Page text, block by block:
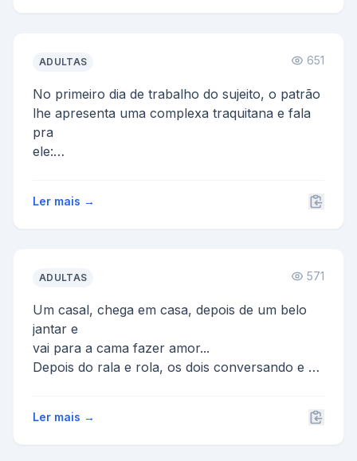
ADULTAS 651
No primeiro dia de trabalho do sujeito, o patrão
lhe apresenta uma complexa traquitana e fala
pra
ele:
Ler mais →
ADULTAS 571
Um casal, chega em casa, depois de um belo
jantar e
vai para a cama fazer amor...
Depois do rala e rola, os dois conversando e a
Ler mais →